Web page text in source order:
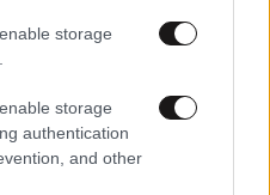
storage
storage
authentication
and other